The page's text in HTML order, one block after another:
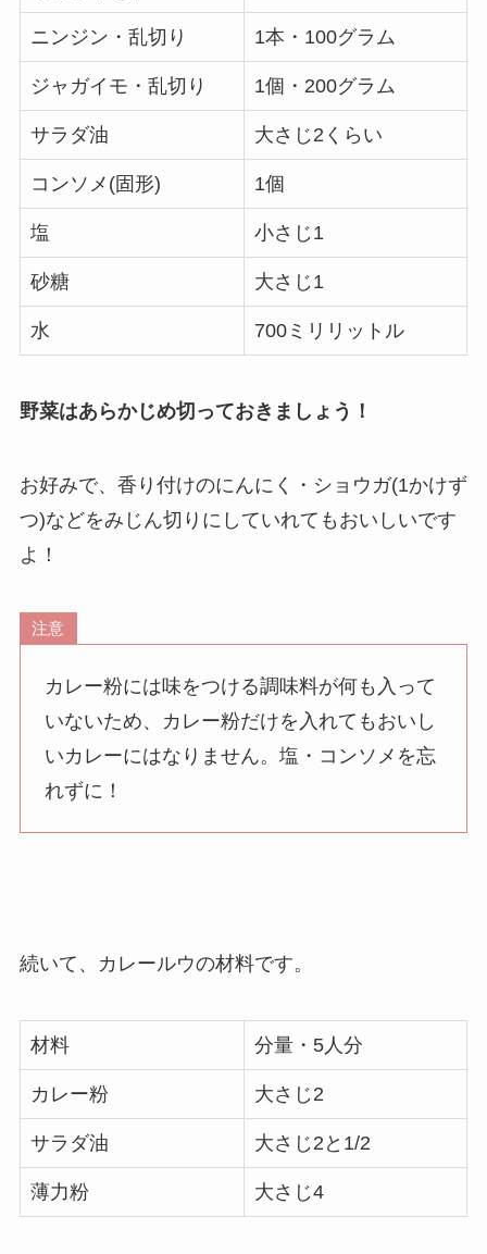
ニンジン・乱切り 1本・100グラム
ジャガイモ・乱切り 1個・200グラム
サラダ油 大さじ2くらい
コンソメ(固形) 1個
塩 小さじ1
砂糖 大さじ1
水 700ミリリットル
野菜はあらかじめ切っておきましょう！
お好みで、 香り付けのにんにく・ショウガ(1かけず
つ)などをみじん切りにしていれても おいしいです
よ！
注意
カレー粉には味をつける調味料が何も入って
いないため、カレー粉だけを入れてもおいし
いカレーにはなりません。塩・コンソメを忘
れずに！
続いて、カレールウの材料です。
材料 分量・5人分
カレー粉 大さじ2
サラダ油 大さじ2と1/2
薄力粉 大さじ4